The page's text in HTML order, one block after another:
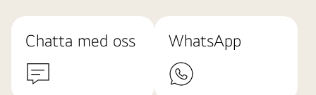
Chatta med oss WhatsApp